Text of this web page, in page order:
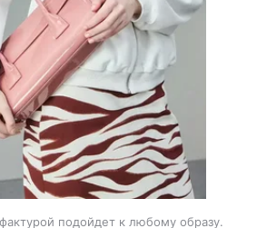
подойдет к любому образу.